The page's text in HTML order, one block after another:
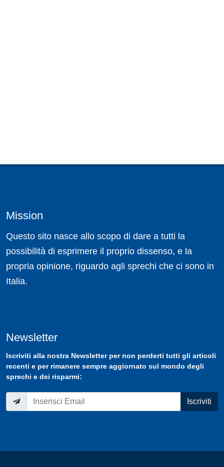
Mission
Questo sito nasce allo scopo di dare a tutti la
possibilità di esprimere il proprio dissenso, e la
propria opinione, riguardo agli sprechi che ci sono in
Italia.
Newsletter
Iscriviti alla nostra Newsletterper non perderti tutti gli articoli
recenti e per rimanere sempre aggiornato sul mondo degli
sprechi e dei risparmi:
Iscriviti